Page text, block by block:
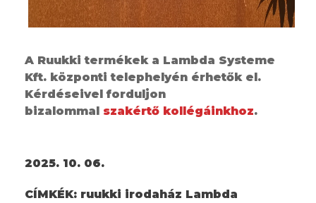
A Ruukki termékek a Lambda Systeme
Kft. központi telephelyén érhetők el.
Kérdéseivel forduljon
bizalommal szakértő kollégáinkhoz.
2025. 10. 06.
CÍMKÉK: ruukki irodaház Lambda